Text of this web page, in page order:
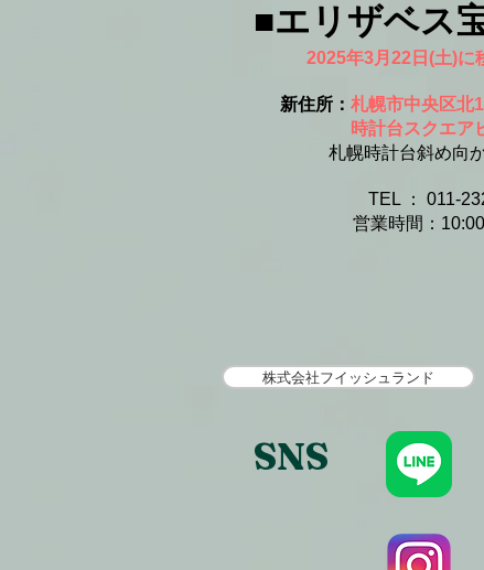
■エリザベス
2025年3月22日(土)に
新住所： 札幌市中央区北
時計台スクエアビ
札幌時計台斜め向かい
TEL ： 011-
営業時間：
株式会社フイッシュランド
SNS